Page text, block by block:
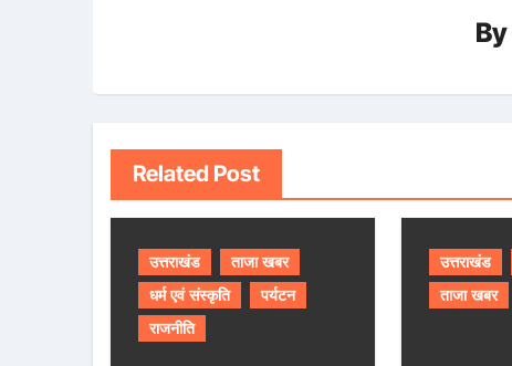
By
Related Post
उत्तराखंड
ताजा खबर
धर्म एवं संस्कृति
पर्यटन
राजनीति
उत्तराखंड
ताजा खबर